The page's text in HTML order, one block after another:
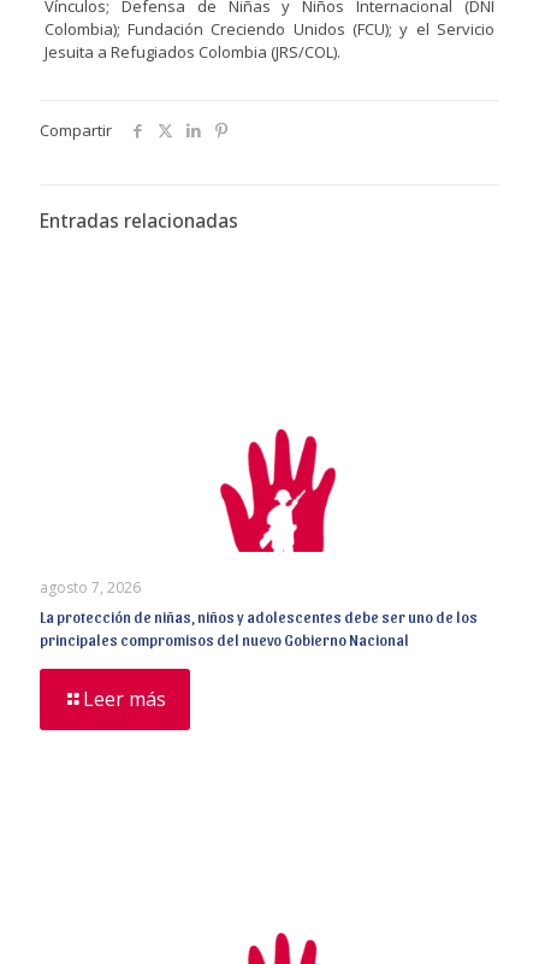
Vínculos; Defensa de Niñas y Niños Internacional (DNI
Colombia); Fundación Creciendo Unidos (FCU); y el Servicio
Jesuita a Refugiados Colombia (JRS/COL).
Compartir
Entradas relacionadas
agosto 7, 2026
La protección de niñas, niños y adolescentes debe ser uno de los
principales compromisos del nuevo Gobierno Nacional
Leer más